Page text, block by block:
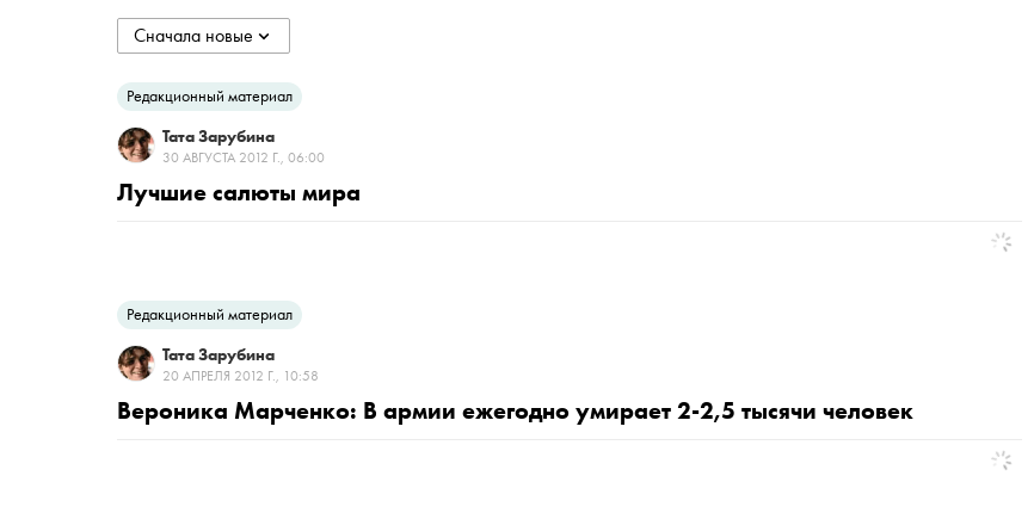
Сначала новые
collapsed
Сначала новые
Сначала старые
Редакционный материал
Тата Зарубина
30 АВГУСТА 2012 Г., 06:00
Лучшие салюты мира
Редакционный материал
Тата Зарубина
20 АПРЕЛЯ 2012 Г., 10:58
Вероника Марченко: В армии ежегодно умирает 2-2,5 тысячи человек